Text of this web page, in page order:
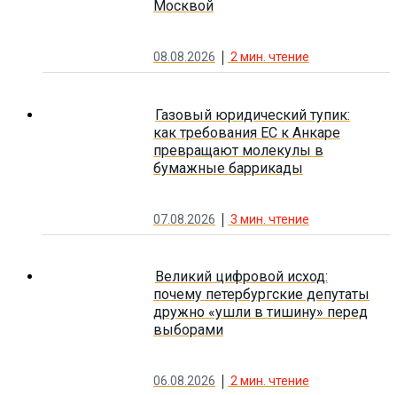
Москвой
08.08.2026 2мин. чтение
Газовый юридический тупик:
как требования ЕС к Анкаре
превращают молекулы в
бумажные баррикады
07.08.2026 3 мин. чтение
Великий цифровой исход:
почему петербургские депутаты
дружно «ушли в тишину» перед
выборами
06.08.2026 2мин. чтение